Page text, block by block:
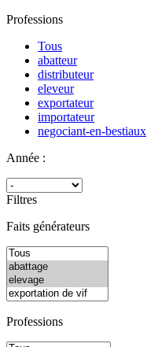
Professions
Tous
abatteur
distributeur
eleveur
exportateur
importateur
negociant-en-bestiaux
Année :
Filtres
Faits générateurs
Professions